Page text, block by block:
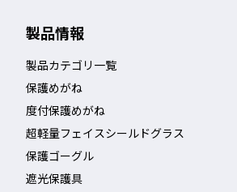
製品情報
製品カテゴリ一覧
保護めがね
度付保護めがね
超軽量フェイスシールドグラス
保護ゴーグル
遮光保護具